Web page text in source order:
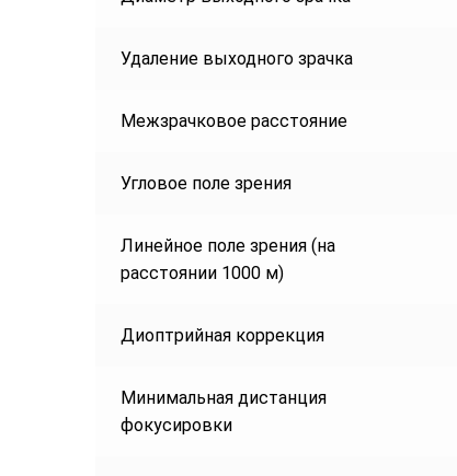
Удаление выходного зрачка
Межзрачковое расстояние
Угловое поле зрения
Линейное поле зрения (на
расстоянии 1000 м)
Диоптрийная коррекция
Минимальная дистанция
фокусировки